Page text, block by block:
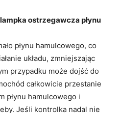
ostrzegawcza płynu
płynu hamulcowego, co
układu, zmniejszając
przypadku może dojść do
całkowicie przestanie
płynu hamulcowego i
Jeśli kontrolka nadal nie